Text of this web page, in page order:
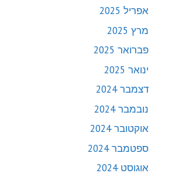
אפריל 2025
מרץ 2025
פברואר 2025
ינואר 2025
דצמבר 2024
נובמבר 2024
אוקטובר 2024
ספטמבר 2024
אוגוסט 2024